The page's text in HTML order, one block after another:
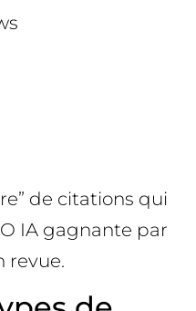
de citations qui
IA gagnante par
revue.